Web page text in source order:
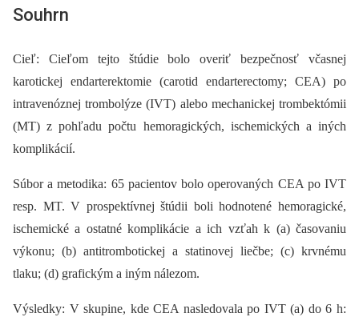
Souhrn
Cieľ: Cieľom tejto štúdie bolo overiť bezpečnosť včasnej
karotickej endarterektomie (carotid endarterectomy; CEA) po
intravenóznej trombolýze (IVT) alebo mechanickej trombektómii
(MT) z pohľadu počtu hemoragických, ischemických a iných
komplikácií.
Súbor a metodika: 65 pacientov bolo operovaných CEA po IVT
resp. MT. V prospektívnej štúdii boli hodnotené hemoragické,
ischemické a ostatné komplikácie a ich vzťah k (a) časovaniu
výkonu; (b) antitrombotickej a statinovej liečbe; (c) krvnému
tlaku; (d) grafickým a iným nálezom.
Výsledky: V skupine, kde CEA nasledovala po IVT (a) do 6 h: